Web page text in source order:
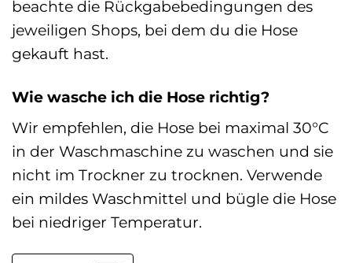
beachte die Rückgabebedingungen des
jeweiligen Shops, bei dem du die Hose
gekauft hast.
Wie wasche ich die Hose richtig?
Wir empfehlen, die Hose bei maximal 30°C
in der Waschmaschine zu waschen und sie
nicht im Trockner zu trocknen. Verwende
ein mildes Waschmittel und bügle die Hose
bei niedriger Temperatur.